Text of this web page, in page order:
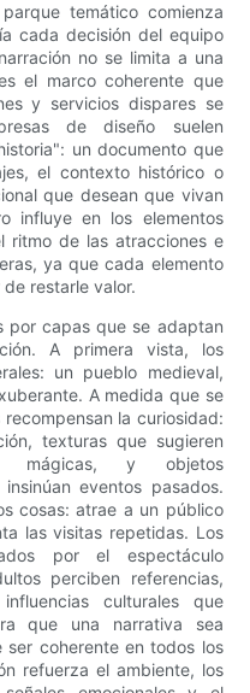
temático comienza
cada decisión del equipo
no se limita a una
el marco coherente que
y servicios dispares se
de diseño suelen
un documento que
el contexto histórico o
que desean que vivan
influye en los elementos
ritmo de las atracciones e
ya que cada elemento
restarle valor.
por capas que se adaptan
A primera vista, los
un pueblo medieval,
A medida que se
la curiosidad:
texturas que sugieren
mágicas, y objetos
eventos pasados.
cosas: atrae a un público
las visitas repetidas. Los
por el espectáculo
perciben referencias,
culturales que
que una narrativa sea
ser coherente en todos los
refuerza el ambiente, los